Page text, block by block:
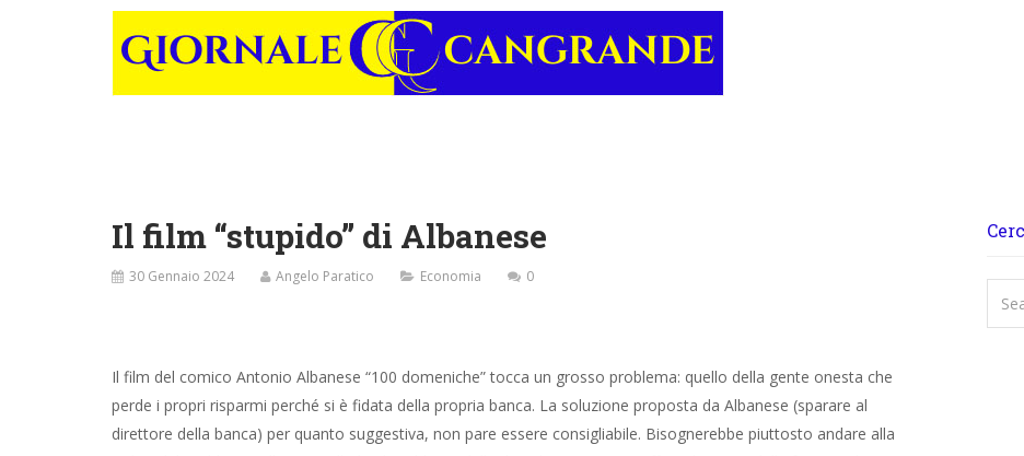
Il film “stupido” di Albanese
30 Gennaio 2024 Angelo Paratico Economia 0
Il film del comico Antonio Albanese “100 domeniche” tocca un grosso problema: quello della gente onesta che
perde i propri risparmi perché si è fidata della propria banca. La soluzione proposta da Albanese (sparare al
direttore della banca) per quanto suggestiva, non pare essere consigliabile. Bisognerebbe piuttosto andare alla